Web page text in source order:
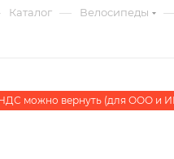
Каталог — Велосипеды
можно вернуть (для ООО и